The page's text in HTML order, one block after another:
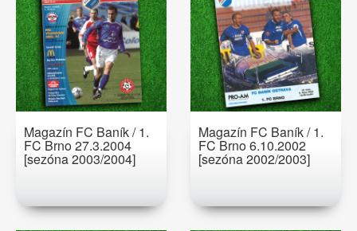
Magazín FC Baník / 1.
FC Brno 27.3.2004
[sezóna 2003/2004]
Magazín FC Baník / 1.
FC Brno 6.10.2002
[sezóna 2002/2003]